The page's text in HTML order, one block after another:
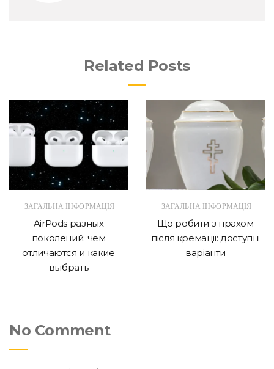
Related Posts
ЗАГАЛЬНА ІНФОРМАЦІЯ
AirPods разных
поколений: чем
отличаются и какие
выбрать
ЗАГАЛЬНА ІНФОРМАЦІЯ
Що робити з прахом
після кремації: доступні
варіанти
No Comment